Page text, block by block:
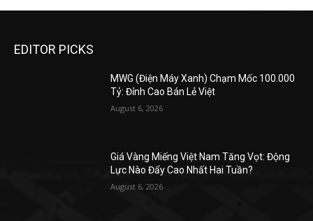
EDITOR PICKS
MWG (Điện Máy Xanh) Chạm Mốc 100.000
Tỷ: Đỉnh Cao Bán Lẻ Việt
August 6, 2026
Giá Vàng Miếng Việt Nam Tăng Vọt: Động
Lực Nào Đẩy Cao Nhất Hai Tuần?
August 6, 2026